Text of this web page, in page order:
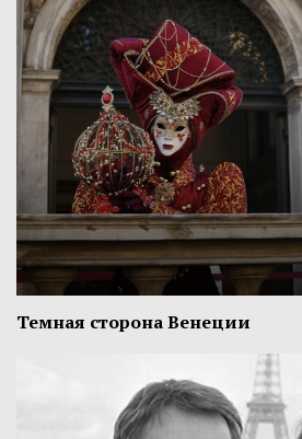
Темная сторона Венеции